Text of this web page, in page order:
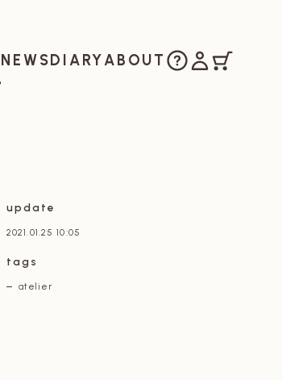
NEWSお知らせ
DIARY日記
ABOUT 私たちについて
ご購入方法
マイアカウ
update
2021.01.25 10:05
tags
atelier